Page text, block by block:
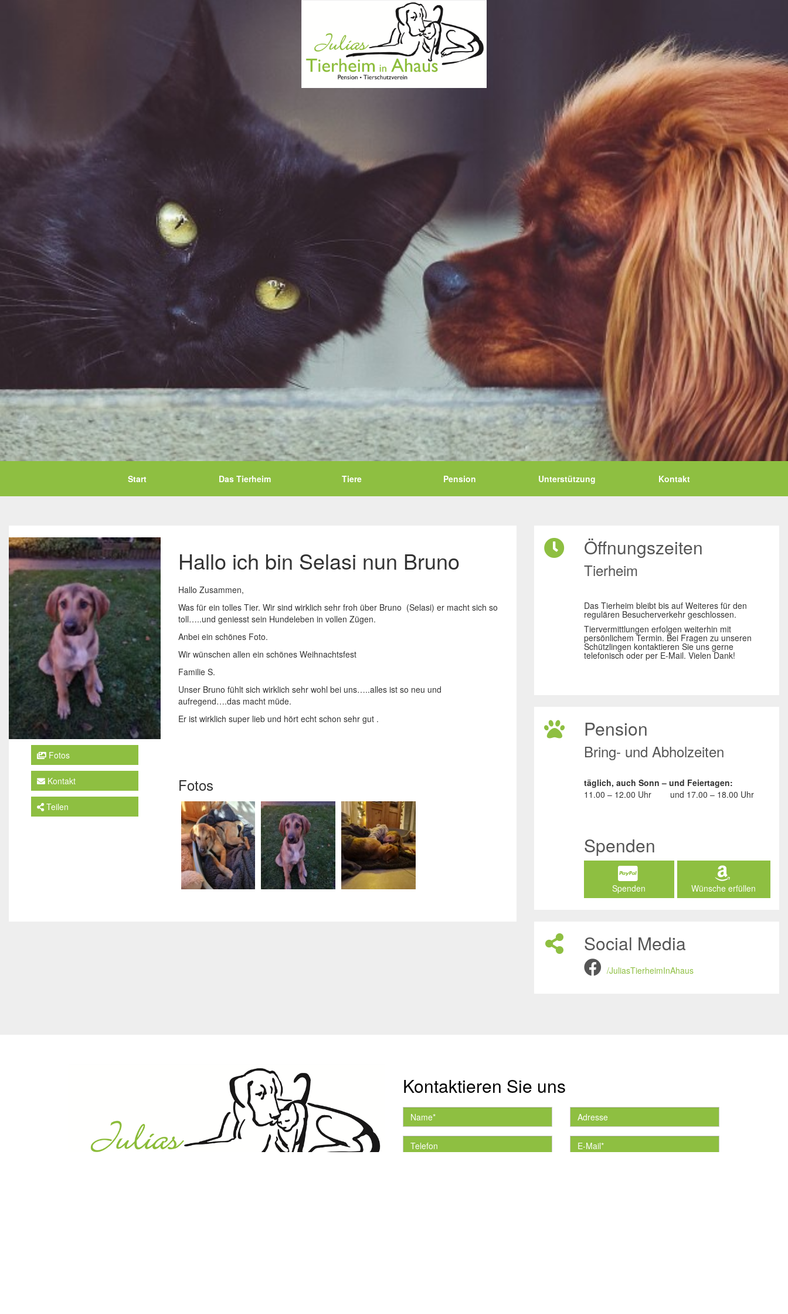
Start Das Tierheim Tiere Pension Unterstützung Kontakt
Fotos
Kontakt
Teilen
Hallo ich bin Selasi nun Bruno
Hallo Zusammen,
Was für ein tolles Tier. Wir sind wirklich sehr froh über Bruno (Selasi) er macht sich so
toll…..und geniesst sein Hundeleben in vollen Zügen.
Anbei ein schönes Foto.
Wir wünschen allen ein schönes Weihnachtsfest
Familie S.
Unser Bruno fühlt sich wirklich sehr wohl bei uns…..alles ist so neu und
aufregend….das macht müde.
Er ist wirklich super lieb und hört echt schon sehr gut .
Fotos
Öffnungszeiten
Tierheim
Das Tierheim bleibt bis auf Weiteres für den
regulären Besucherverkehr geschlossen.
Tiervermittlungen erfolgen weiterhin mit
persönlichem Termin. Bei Fragen zu unseren
Schützlingen kontaktieren Sie uns gerne
telefonisch oder per E-Mail. Vielen Dank!
Pension
Bring- und Abholzeiten
täglich, auch Sonn – und Feiertagen:
11.00 – 12.00 Uhr
und 17.00 – 18.00 Uhr
Spenden
Spenden Wünsche erfüllen
Social Media
/JuliasTierheimInAhaus
Kontaktieren Sie uns